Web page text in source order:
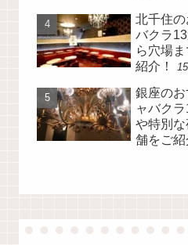
北千住
バクラ
ら穴場
紹介！
銀座の
ャバク
や特別
舗をご紹